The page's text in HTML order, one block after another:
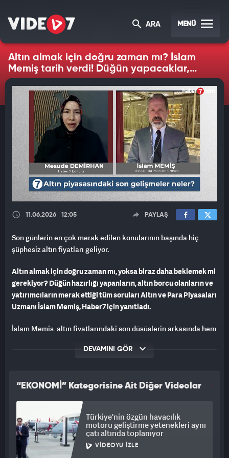
ARA MENÜ
Altın almak için doğru zaman mı? İslam
Memiş tarih verdi! Düğün yapacaklar,
borcu olanlar…
11.06.2026 12:05 PAYLAŞ
Son günlerin en çok merak edilen konularının başında hiç
şüphesiz altın fiyatları geliyor.
Altın almak için doğru zaman mı, yoksa biraz daha beklemek mi
gerekiyor? Düğün hazırlığı yapanların, altın borcu olanların ve
yatırımcıların merak ettiği tüm soruları Altın ve Para Piyasaları
Uzmanı İslam Memiş, Haber7 için yanıtladı.
İslam Memiş, altın fiyatlarındaki son düşüşlerin arkasında hem
verisinin beklentilerin oldukça üzerinde geldiğini belirterek,
beklentileri güçlendirdiğini ifade etti. Bu nedenle altın, gümüş,
döviz, borsa ve kripto para piyasalarında satış baskısının
arttığını kaydeden Memiş, yatırımcıların para piyasalarına
yöneldiğini söyledi.
DEVAMINI GÖR
“EKONOMİ” Kategorisine Ait Diğer Videolar
Türkiye'nin özgün havacılık
motoru geliştirme yetenekleri aynı
çatı altında toplanıyor
VIDEOYU İZLE